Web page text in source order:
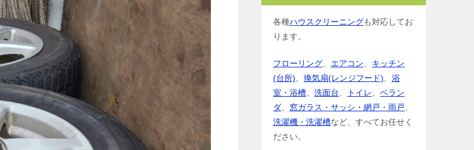
各種ハウスクリーニングも対応してお
ります。
フローリング エアコン
キッチン
(台所)
換気扇(レンジフード)
浴
室・浴槽
洗面台 トイレ
ベラン
ダ
窓ガラス・サッシ・網戸・雨戸
洗濯機・洗濯槽など、すべてお任せく
ださい。